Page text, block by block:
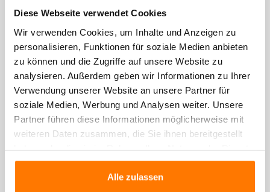
Diese Webseite verwendet Cookies
Wir verwenden Cookies, um Inhalte und Anzeigen zu
personalisieren, Funktionen für soziale Medien anbieten
zu können und die Zugriffe auf unsere Website zu
analysieren. Außerdem geben wir Informationen zu Ihrer
Verwendung unserer Website an unsere Partner für
soziale Medien, Werbung und Analysen weiter. Unsere
Partner führen diese Informationen möglicherweise mit
weiteren Daten zusammen, die Sie ihnen bereitgestellt
gesammelt haben.
Alle zulassen
Tenuta Roveglia - Ca’ d’Oro Garda DOC
28,00 €